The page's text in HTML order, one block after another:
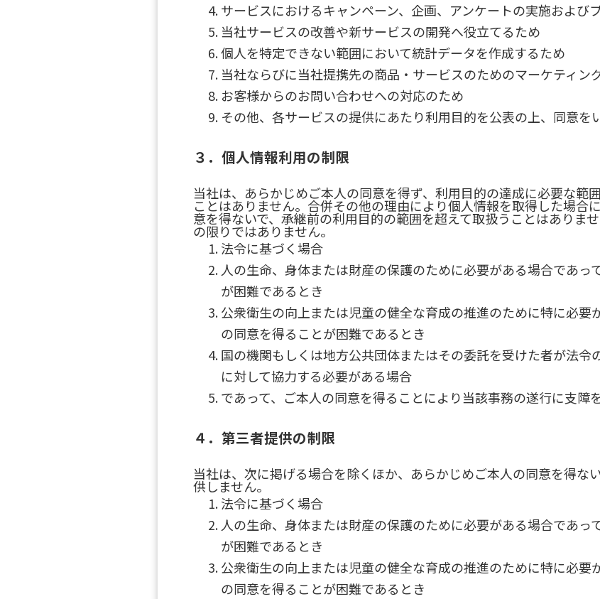
サービスにおけるキャンペーン、企画、アンケートの実施および
当社サービスの改善や新サービスの開発へ役立てるため
個人を特定できない範囲において統計データを作成するため
当社ならびに当社提携先の商品・サービスのためのマーケティン
お客様からのお問い合わせへの対応のため
その他、各サービスの提供にあたり利用目的を公表の上、同意を
３．個人情報利用の制限
当社は、あらかじめご本人の同意を得ず、利用目的の達成に必要な範
ことはありません。合併その他の理由により個人情報を取得した場合
意を得ないで、承継前の利用目的の範囲を超えて取扱うことはありま
の限りではありません。
法令に基づく場合
人の生命、身体または財産の保護のために必要がある場合であっ
が困難であるとき
公衆衛生の向上または児童の健全な育成の推進のために特に必要
の同意を得ることが困難であるとき
国の機関もしくは地方公共団体またはその委託を受けた者が法令
に対して協力する必要がある場合
であって、ご本人の同意を得ることにより当該事務の遂行に支障
４．第三者提供の制限
当社は、次に掲げる場合を除くほか、あらかじめご本人の同意を得な
供しません。
法令に基づく場合
人の生命、身体または財産の保護のために必要がある場合であっ
が困難であるとき
公衆衛生の向上または児童の健全な育成の推進のために特に必要
の同意を得ることが困難であるとき